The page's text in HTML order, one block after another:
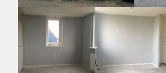
Oplevering
Kaal